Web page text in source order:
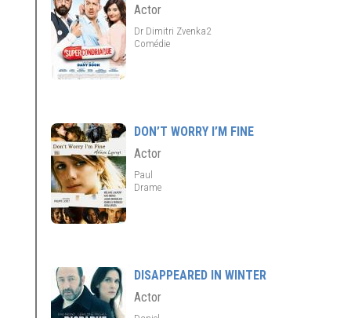
Actor
Dr Dimitri Zvenka2
Comédie
DON’T WORRY I’M FINE
Actor
Paul
Drame
DISAPPEARED IN WINTER
Actor